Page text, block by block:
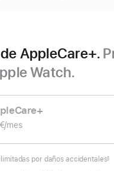
AppleCare+.
Watch.
/mes
por daños accidentales§